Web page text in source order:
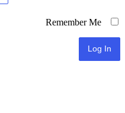
Remember Me